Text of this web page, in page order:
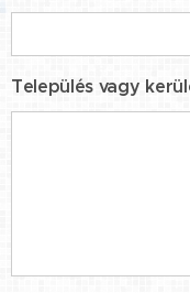
Település vagy